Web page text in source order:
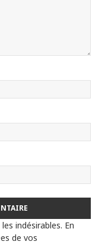
indésirables. En
de vos